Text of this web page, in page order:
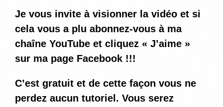
Je vous invite à visionner la vidéo et si
cela vous a plu abonnez-vous à ma
chaîne YouTube et cliquez « J’aime »
sur ma page Facebook !!!
C’est gratuit et de cette façon vous ne
perdez aucun tutoriel. Vous serez